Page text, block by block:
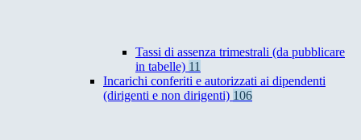
Tassi di assenza trimestrali (da pubblicare
in tabelle) 11
Incarichi conferiti e autorizzati ai dipendenti
(dirigenti e non dirigenti) 106